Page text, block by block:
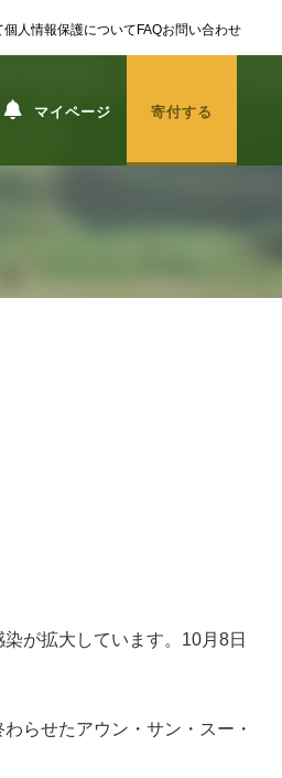
個人情報保護についてFAQお問い合わせ
マイページ 寄付する
が拡大しています。10月8日
らせたアウン・サン・スー・